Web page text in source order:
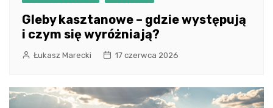
Gleby kasztanowe – gdzie występują
i czym się wyróżniają?
Łukasz Marecki 17 czerwca 2026